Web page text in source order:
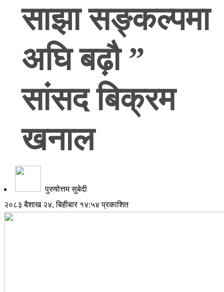
साझा सङ्कल्पमा
अघि बढ़ौ ”
सांसद बिक्रम
खनाल
पुरुषोत्तम सुबेदी
२०८३ बैशाख २४, बिहीबार १४:५४ प्रकाशित